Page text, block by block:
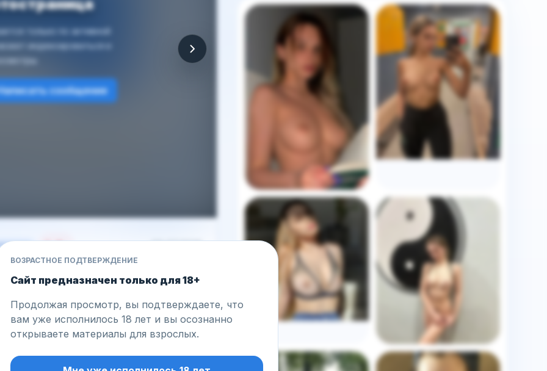
только по активной
индексироваться и
сообщение
9 09.07.2026
— signature | фото 1
18+. Без цензуры 🔥
Другие фото этой модели
ВОЗРАСТНОЕ ПОДТВЕРЖДЕНИЕ
Сайт предназначен только для 18+
Продолжая просмотр, вы подтверждаете, что
вам уже исполнилось 18 лет и вы осознанно
открываете материалы для взрослых.